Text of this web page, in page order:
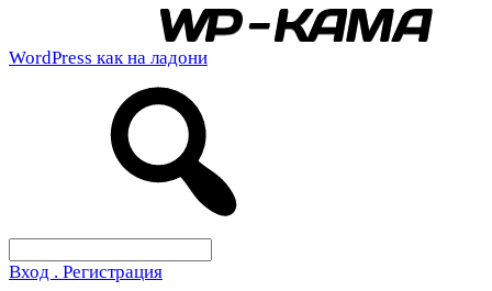
WordPress как на ладони
Вход . Регистрация